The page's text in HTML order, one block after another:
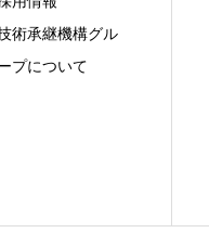
術承継機構グル
プについて